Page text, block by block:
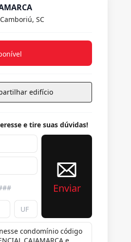
SC
edifício
e tire suas dúvidas!
Enviar